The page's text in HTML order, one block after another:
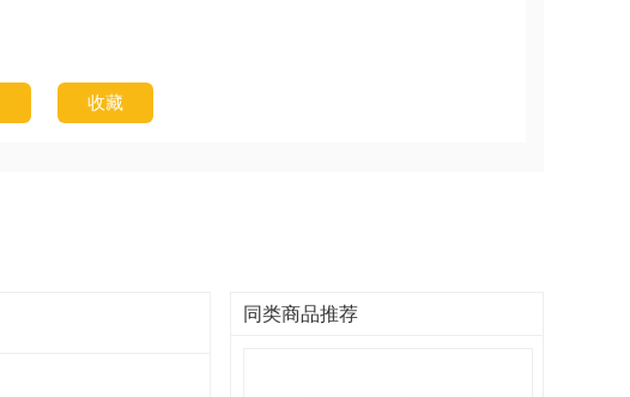
收藏
同类商品推荐